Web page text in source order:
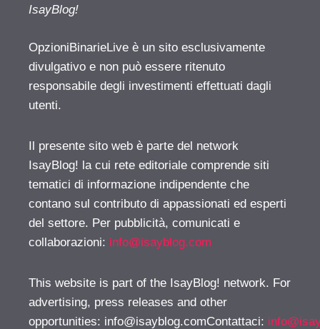
IsayBlog!
OpzioniBinarieLive è un sito esclusivamente
divulgativo e non può essere ritenuto
responsabile degli investimenti effettuati dagli
utenti.
Il presente sito web è parte del network
IsayBlog! la cui rete editoriale comprende siti
tematici di informazione indipendente che
contano sul contributo di appassionati ed esperti
del settore. Per pubblicità, comunicati e
collaborazioni: info@isayblog.com
This website is part of the IsayBlog! network. For
advertising, press releases and other
opportunities: info@isayblog.comContattaci: